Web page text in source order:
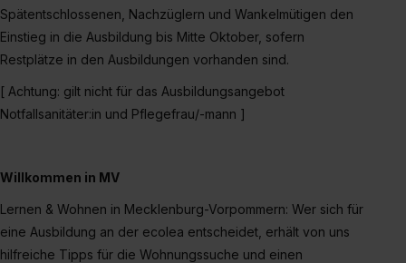
Spätentschlossenen, Nachzüglern und Wankelmütigen den
Einstieg in die Ausbildung bis Mitte Oktober, sofern
Restplätze in den Ausbildungen vorhanden sind.
[ Achtung: gilt nicht für das Ausbildungsangebot
Notfallsanitäter:in und Pflegefrau/-mann ]
Willkommen in MV
Lernen & Wohnen in Mecklenburg-Vorpommern: Wer sich für
eine Ausbildung an der ecolea entscheidet, erhält von uns
hilfreiche Tipps für die Wohnungssuche und einen